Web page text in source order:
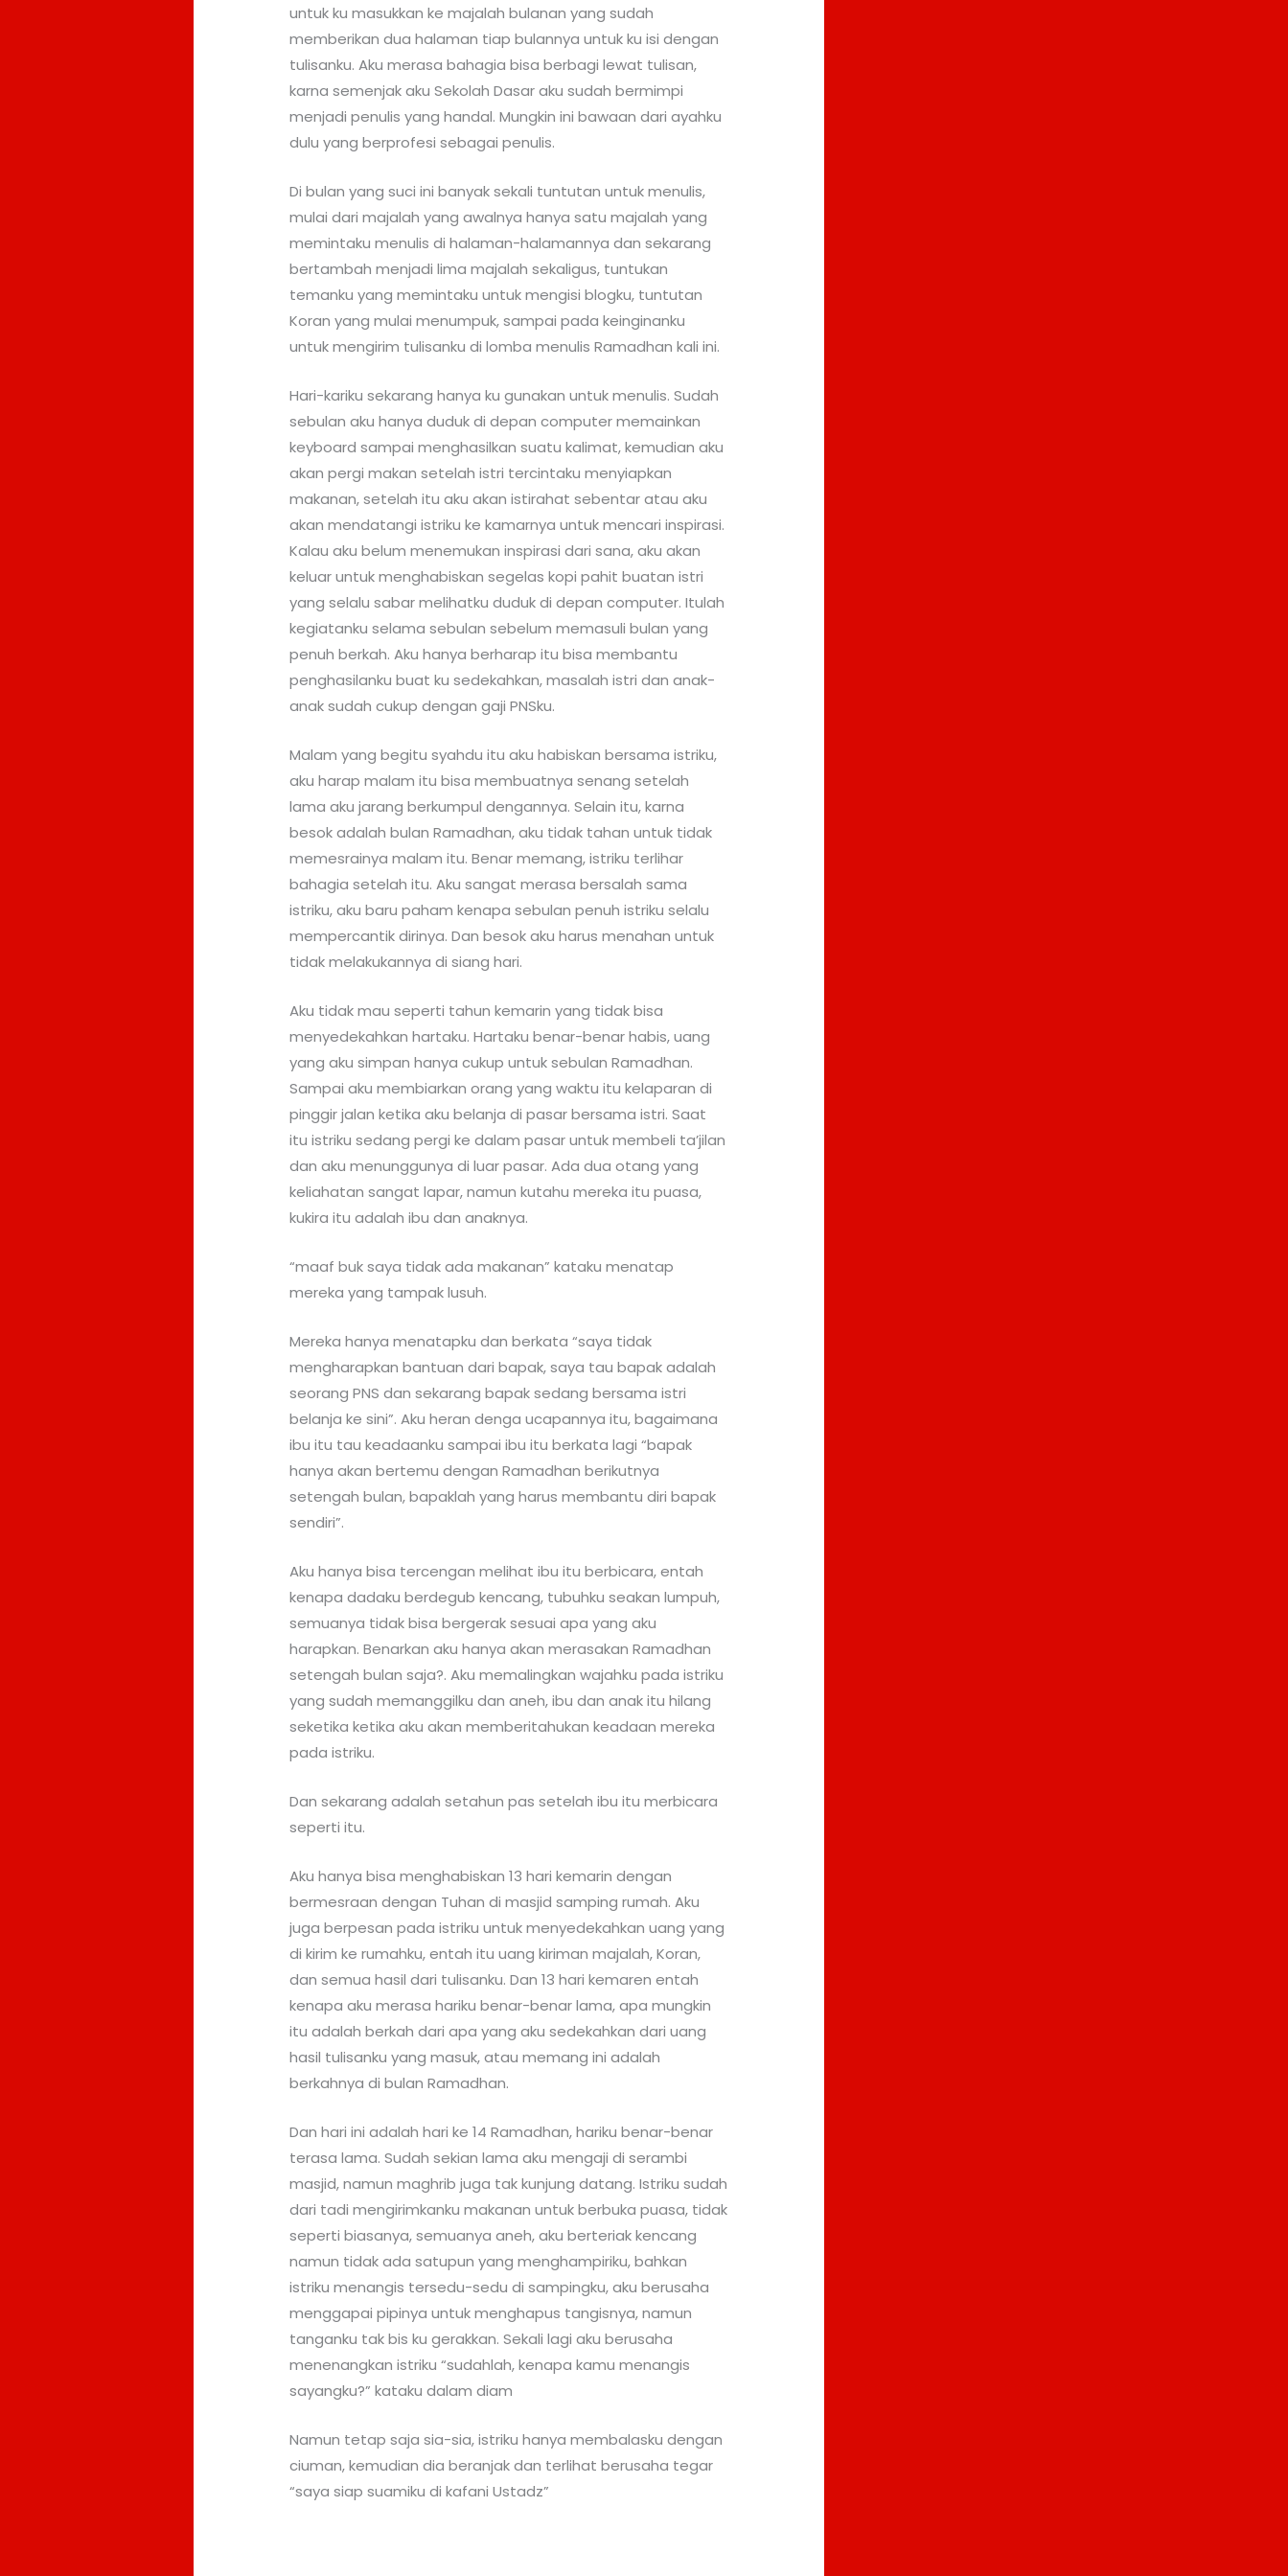
untuk ku masukkan ke majalah bulanan yang sudah
memberikan dua halaman tiap bulannya untuk ku isi dengan
tulisanku. Aku merasa bahagia bisa berbagi lewat tulisan,
karna semenjak aku Sekolah Dasar aku sudah bermimpi
menjadi penulis yang handal. Mungkin ini bawaan dari ayahku
dulu yang berprofesi sebagai penulis.
Di bulan yang suci ini banyak sekali tuntutan untuk menulis,
mulai dari majalah yang awalnya hanya satu majalah yang
memintaku menulis di halaman-halamannya dan sekarang
bertambah menjadi lima majalah sekaligus, tuntukan
temanku yang memintaku untuk mengisi blogku, tuntutan
Koran yang mulai menumpuk, sampai pada keinginanku
untuk mengirim tulisanku di lomba menulis Ramadhan kali ini.
Hari-kariku sekarang hanya ku gunakan untuk menulis. Sudah
sebulan aku hanya duduk di depan computer memainkan
keyboard sampai menghasilkan suatu kalimat, kemudian aku
akan pergi makan setelah istri tercintaku menyiapkan
makanan, setelah itu aku akan istirahat sebentar atau aku
akan mendatangi istriku ke kamarnya untuk mencari inspirasi.
Kalau aku belum menemukan inspirasi dari sana, aku akan
keluar untuk menghabiskan segelas kopi pahit buatan istri
yang selalu sabar melihatku duduk di depan computer. Itulah
kegiatanku selama sebulan sebelum memasuli bulan yang
penuh berkah. Aku hanya berharap itu bisa membantu
penghasilanku buat ku sedekahkan, masalah istri dan anak-
anak sudah cukup dengan gaji PNSku.
Malam yang begitu syahdu itu aku habiskan bersama istriku,
aku harap malam itu bisa membuatnya senang setelah
lama aku jarang berkumpul dengannya. Selain itu, karna
besok adalah bulan Ramadhan, aku tidak tahan untuk tidak
memesrainya malam itu. Benar memang, istriku terlihar
bahagia setelah itu. Aku sangat merasa bersalah sama
istriku, aku baru paham kenapa sebulan penuh istriku selalu
mempercantik dirinya. Dan besok aku harus menahan untuk
tidak melakukannya di siang hari.
Aku tidak mau seperti tahun kemarin yang tidak bisa
menyedekahkan hartaku. Hartaku benar-benar habis, uang
yang aku simpan hanya cukup untuk sebulan Ramadhan.
Sampai aku membiarkan orang yang waktu itu kelaparan di
pinggir jalan ketika aku belanja di pasar bersama istri. Saat
itu istriku sedang pergi ke dalam pasar untuk membeli ta’jilan
dan aku menunggunya di luar pasar. Ada dua otang yang
keliahatan sangat lapar, namun kutahu mereka itu puasa,
kukira itu adalah ibu dan anaknya.
“maaf buk saya tidak ada makanan” kataku menatap
mereka yang tampak lusuh.
Mereka hanya menatapku dan berkata “saya tidak
mengharapkan bantuan dari bapak, saya tau bapak adalah
seorang PNS dan sekarang bapak sedang bersama istri
belanja ke sini”. Aku heran denga ucapannya itu, bagaimana
ibu itu tau keadaanku sampai ibu itu berkata lagi “bapak
hanya akan bertemu dengan Ramadhan berikutnya
setengah bulan, bapaklah yang harus membantu diri bapak
sendiri”.
Aku hanya bisa tercengan melihat ibu itu berbicara, entah
kenapa dadaku berdegub kencang, tubuhku seakan lumpuh,
semuanya tidak bisa bergerak sesuai apa yang aku
harapkan. Benarkan aku hanya akan merasakan Ramadhan
setengah bulan saja?. Aku memalingkan wajahku pada istriku
yang sudah memanggilku dan aneh, ibu dan anak itu hilang
seketika ketika aku akan memberitahukan keadaan mereka
pada istriku.
Dan sekarang adalah setahun pas setelah ibu itu merbicara
seperti itu.
Aku hanya bisa menghabiskan 13 hari kemarin dengan
bermesraan dengan Tuhan di masjid samping rumah. Aku
juga berpesan pada istriku untuk menyedekahkan uang yang
di kirim ke rumahku, entah itu uang kiriman majalah, Koran,
dan semua hasil dari tulisanku. Dan 13 hari kemaren entah
kenapa aku merasa hariku benar-benar lama, apa mungkin
itu adalah berkah dari apa yang aku sedekahkan dari uang
hasil tulisanku yang masuk, atau memang ini adalah
berkahnya di bulan Ramadhan.
Dan hari ini adalah hari ke 14 Ramadhan, hariku benar-benar
terasa lama. Sudah sekian lama aku mengaji di serambi
masjid, namun maghrib juga tak kunjung datang. Istriku sudah
dari tadi mengirimkanku makanan untuk berbuka puasa, tidak
seperti biasanya, semuanya aneh, aku berteriak kencang
namun tidak ada satupun yang menghampiriku, bahkan
istriku menangis tersedu-sedu di sampingku, aku berusaha
menggapai pipinya untuk menghapus tangisnya, namun
tanganku tak bis ku gerakkan. Sekali lagi aku berusaha
menenangkan istriku “sudahlah, kenapa kamu menangis
sayangku?” kataku dalam diam
Namun tetap saja sia-sia, istriku hanya membalasku dengan
ciuman, kemudian dia beranjak dan terlihat berusaha tegar
“saya siap suamiku di kafani Ustadz”